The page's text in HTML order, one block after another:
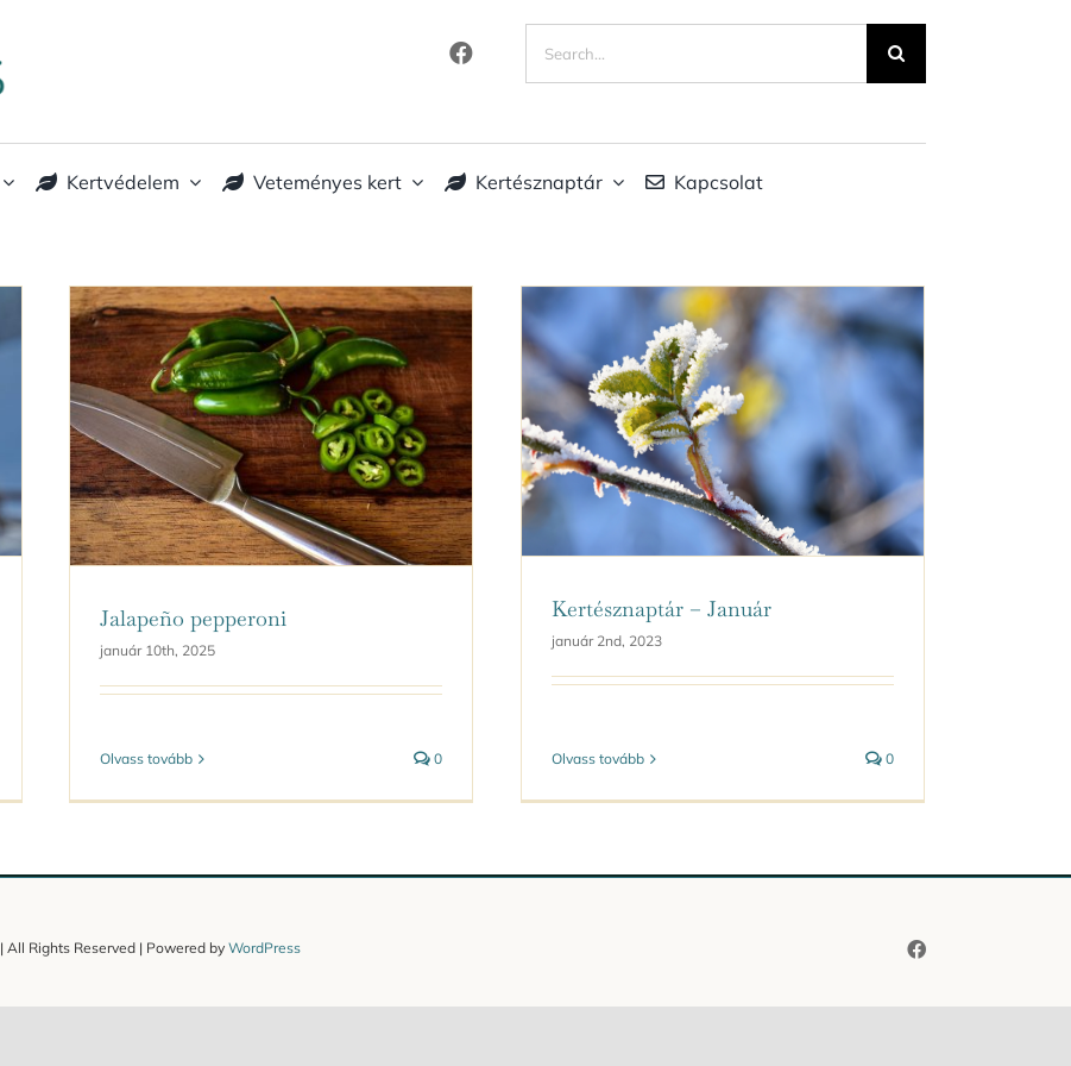
Kertvédelem Veteményes kert Kertésznaptár Kapcsolat
Jalapeño pepperoni
január 10th, 2025
Olvass tovább 0
Kertésznaptár – Január
január 2nd, 2023
Olvass tovább 0
| All Rights Reserved | Powered by WordPress Facebook